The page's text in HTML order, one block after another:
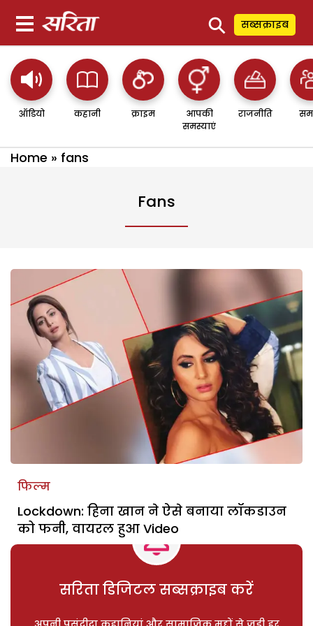
⚲ सब्सक्राइब
ऑडियो कहानी क्राइम
आपकी
समस्याएं
राजनीति
Home » fans
Fans
फिल्म
Lockdown: हिना खान ने ऐसे बनाया लॉकडाउन
को फनी, वायरल हुआ Video
सरिता डिजिटल सब्सक्राइब करें